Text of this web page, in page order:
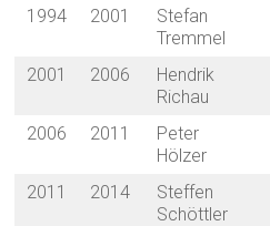
1994 2001
Stefan
Tremmel
2001 2006
Hendrik
Richau
2006 2011
Peter
Hölzer
2011
2014
Steffen
Schöttler